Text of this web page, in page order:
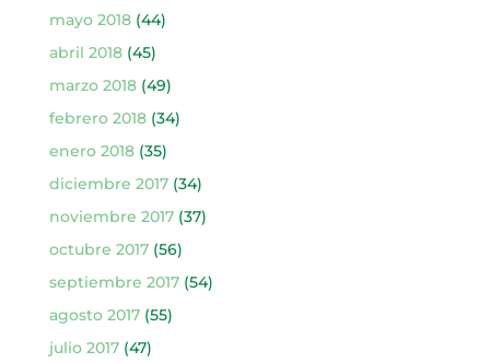
mayo 2018(44)
abril 2018(45)
marzo 2018(49)
febrero 2018(34)
enero 2018(35)
diciembre 2017(34)
noviembre 2017(37)
octubre 2017(56)
septiembre 2017(54)
agosto 2017(55)
julio 2017(47)